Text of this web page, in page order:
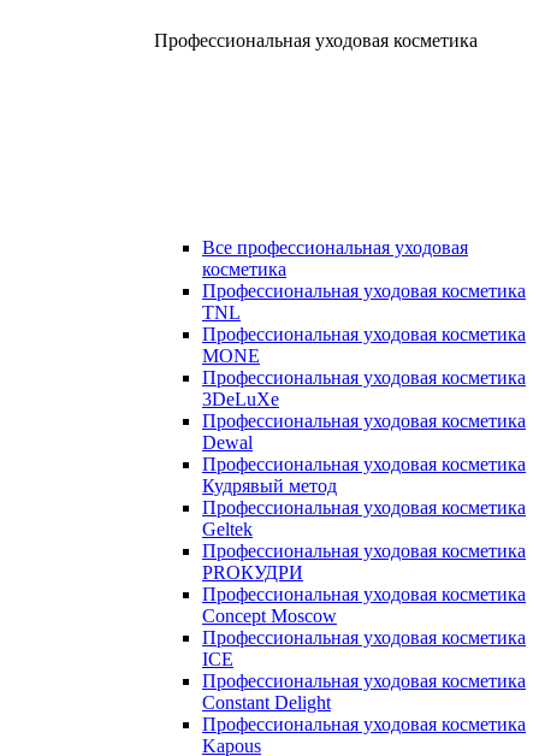
Профессиональная уходовая косметика
Все профессиональная уходовая
косметика
Профессиональная уходовая косметика
TNL
Профессиональная уходовая косметика
MONE
Профессиональная уходовая косметика
3DeLuXe
Профессиональная уходовая косметика
Dewal
Профессиональная уходовая косметика
Кудрявый метод
Профессиональная уходовая косметика
Geltek
Профессиональная уходовая косметика
PROКУДРИ
Профессиональная уходовая косметика
Concept Moscow
Профессиональная уходовая косметика
ICE
Профессиональная уходовая косметика
Constant Delight
Профессиональная уходовая косметика
Kapous